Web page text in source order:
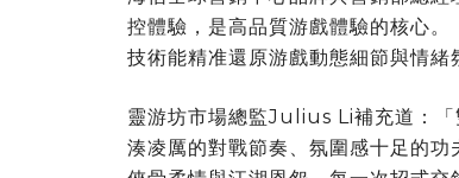
控體驗，是高品質游戲體驗的核心
技術能精准還原游戲動態細節與情緒
靈游坊市場總監Julius Li補充道：「
湊凌厲的對戰節奏、氛圍感十足的功